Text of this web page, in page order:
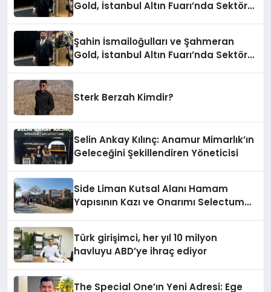
Gold, İstanbul Altın Fuarı’nda Sektöre
Şahin İsmailoğulları ve Şahmeran
Gold, İstanbul Altın Fuarı’nda Sektöre
Sterk Berzah Kimdir?
Selin Ankay Kılınç: Anamur Mimarlık’ın
Geleceğini Şekillendiren Yöneticisi
Side Liman Kutsal Alanı Hamam
Yapısının Kazı ve Onarımı Selectum
Türk girişimci, her yıl 10 milyon
havluyu ABD’ye ihraç ediyor
The Special One’ın Yeni Adresi: Ege